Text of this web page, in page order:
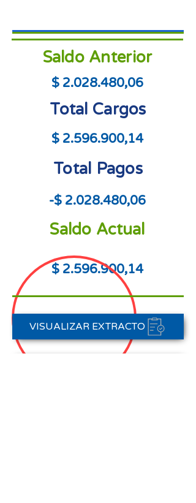
Saldo Anterior
$ 2.028.480,06
Total Cargos
$ 2.596.900,14
Total Pagos
-$ 2.028.480,06
Saldo Actual
$ 2.596.900,14
VISUALIZAR EXTRACTO